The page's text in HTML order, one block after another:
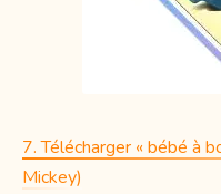
7. Télécharger « bébé à
Mickey)